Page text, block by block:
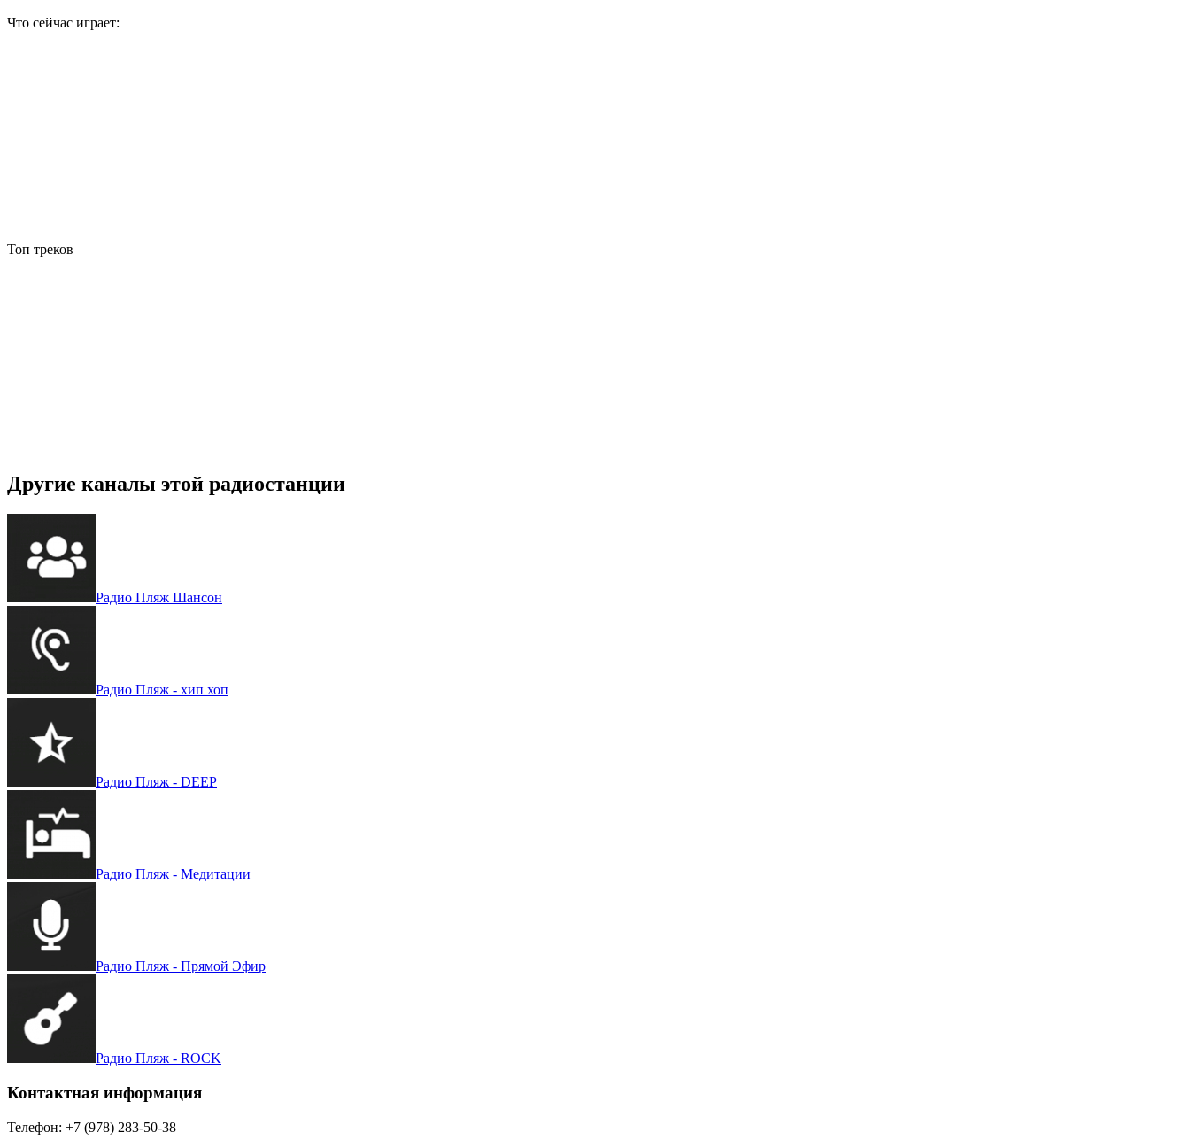
Что сейчас играет:
Топ треков
Другие каналы этой радиостанции
Радио Пляж Шансон
Радио Пляж - хип хоп
Радио Пляж - DEEP
Радио Пляж - Медитации
Радио Пляж - Прямой Эфир
Радио Пляж - ROCK
Контактная информация
Телефон: +7 (978) 283-50-38